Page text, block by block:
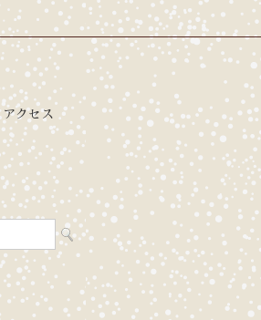
アクセス